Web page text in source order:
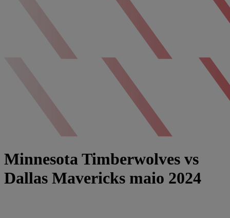
Minnesota Timberwolves vs
Dallas Mavericks maio 2024